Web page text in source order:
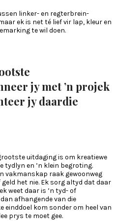
linker- en regterbrein-
ek is net té lief vir lap, kleur en
te wil doen.
jy met ’n projek
jy daardie
uitdaging is om kreatiewe
tydlyn en ’n klein begroting.
vakmanskap raak gewoonweg
het nie. Ek sorg altyd dat daar
weet daar is ’n tyd- of
afhangende van die
einddoel kom sonder om heel van
prys te moet gee.